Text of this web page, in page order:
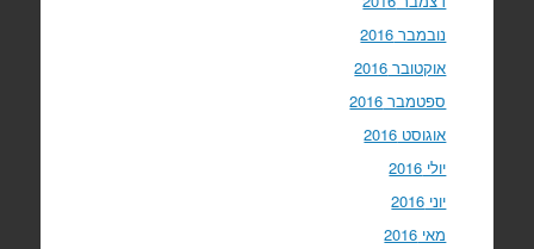
נובמבר 2016
אוקטובר 2016
ספטמבר 2016
אוגוסט 2016
יולי 2016
יוני 2016
מאי 2016